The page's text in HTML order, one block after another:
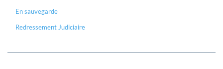
En sauvegarde
Redressement Judiciaire